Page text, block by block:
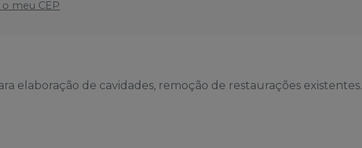
o meu CEP
elaboração de cavidades, remoção de restaurações existentes.